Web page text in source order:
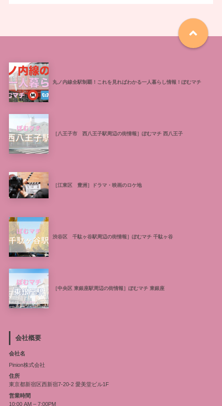
丸ノ内線全駅制覇！これを見ればわかる一人暮らし情報！ぽむマチ
［八王子市 西八王子駅周辺の街情報］ぽむマチ 西八王子
［江東区 豊洲］ドラマ・映画のロケ地
渋谷区 千駄ヶ谷駅周辺の街情報］ぽむマチ 千駄ヶ谷
［中央区 東銀座駅周辺の街情報］ぽむマチ 東銀座
会社概要
会社名
Pinion株式会社
住所
東京都新宿区西新宿7-20-2 愛美堂ビル1F
営業時間
10:00 AM – 7:00PM